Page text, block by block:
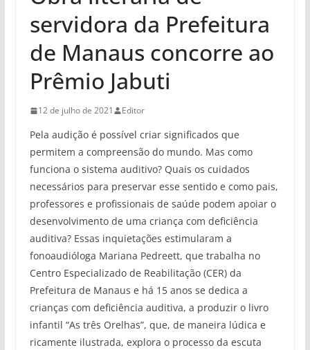
servidora da Prefeitura
de Manaus concorre ao
Prêmio Jabuti
12 de julho de 2021 Editor
Pela audição é possível criar significados que
permitem a compreensão do mundo. Mas como
funciona o sistema auditivo? Quais os cuidados
necessários para preservar esse sentido e como pais,
professores e profissionais de saúde podem apoiar o
desenvolvimento de uma criança com deficiência
auditiva? Essas inquietações estimularam a
fonoaudióloga Mariana Pedreett, que trabalha no
Centro Especializado de Reabilitação (CER) da
Prefeitura de Manaus e há 15 anos se dedica a
crianças com deficiência auditiva, a produzir o livro
infantil “As três Orelhas”, que, de maneira lúdica e
ricamente ilustrada, explora o processo da escuta